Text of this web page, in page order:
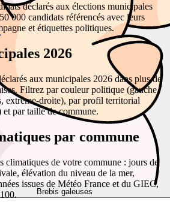
Brebis galeuses
déclarés aux élections municipales
000 candidats référencés avec leurs
et étiquettes politiques.
2026
aux municipales 2026 dans plus de
Filtrez par couleur politique (gauche,
extrême-droite), par profil territorial
par taille de commune.
par commune
climatiques de votre commune : jours de
élévation du niveau de la mer,
issues de Météo France et du GIEC,